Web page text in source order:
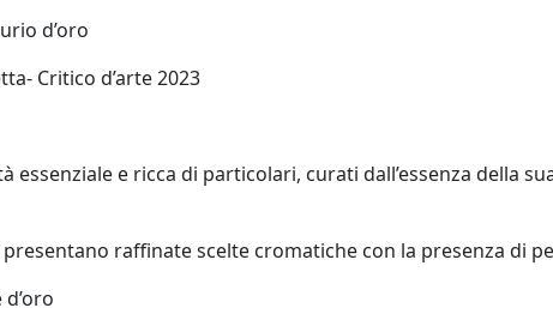
d’oro
Critico d’arte 2023
essenziale e ricca di particolari, curati dall’essenza della
presentano raffinate scelte cromatiche con la presenza di